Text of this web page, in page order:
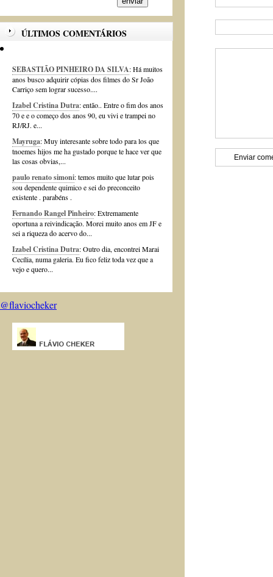
ÚLTIMOS COMENTÁRIOS
SEBASTIÃO PINHEIRO DA SILVA: Há muitos
anos busco adquirir cópias dos filmes do Sr João
Carriço sem lograr sucesso....
Izabel Cristina Dutra: então.. Entre o fim dos anos
70 e e o começo dos anos 90, eu vivi e trampei no
RJ/RJ. e...
Mayruga: Muy interesante sobre todo para los que
tnoemes hijos me ha gustado porque te hace ver que
las cosas obvias,...
paulo renato simoni: temos muito que lutar pois
sou dependente quimico e sei do preconceito
existente . parabéns .
Fernando Rangel Pinheiro: Extremamente
oportuna a reivindicação. Morei muito anos em JF e
sei a riqueza do acervo do...
Izabel Cristina Dutra: Outro dia, encontrei Marai
Cecília, numa galeria. Eu fico feliz toda vez que a
vejo e quero...
@flaviocheker